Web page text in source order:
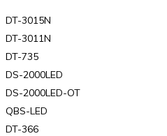
DT-3015N
DT-3011N
DT-735
DS-2000LED
DS-2000LED-OT
QBS-LED
DT-366